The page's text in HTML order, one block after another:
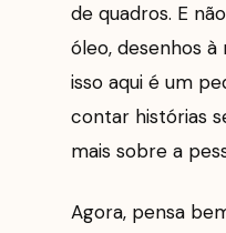
de quadros. E
óleo, desenhos à
isso aqui é um
contar histórias
mais sobre a
Agora, pensa